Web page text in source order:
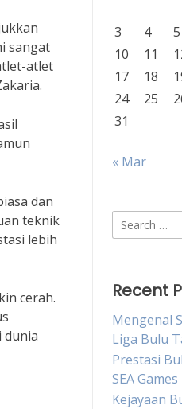
sangat
atlet
dan
teknik
lebih
cerah.
dunia
3
4 5
10
11
17
18
24
25
31
« Mar
Search
for:
Recent
Mengenal
Liga Bulu
Prestasi
SEA Games
Kejayaan